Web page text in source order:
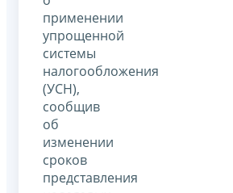
применении
упрощенной
системы
налогообложения
(УСН),
сообщив
об
изменении
сроков
представления